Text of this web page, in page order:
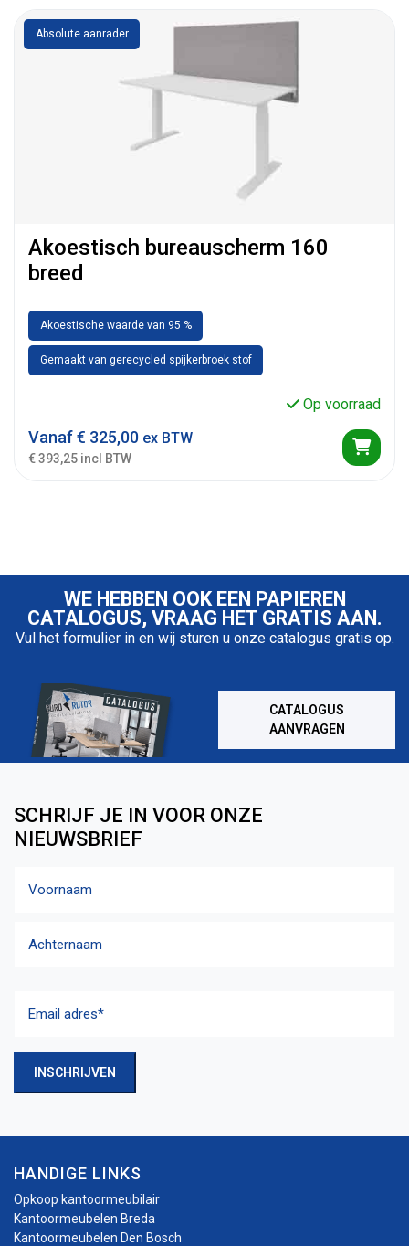
Absolute aanrader
Akoestisch bureauscherm 160
breed
Akoestische waarde van 95 %
Gemaakt van gerecycled spijkerbroek stof
Op voorraad
Vanaf€ 325,00 ex BTW
€ 393,25 incl BTW
WE HEBBEN OOK EEN PAPIEREN
CATALOGUS, VRAAG HET GRATIS AAN.
Vul het formulier in en wij sturen u onze catalogus gratis op.
CATALOGUS
AANVRAGEN
SCHRIJF JE IN VOOR ONZE
NIEUWSBRIEF
adres(Vereist)
INSCHRIJVEN
HANDIGE LINKS
Opkoop kantoormeubilair
Kantoormeubelen Breda
Kantoormeubelen Den Bosch